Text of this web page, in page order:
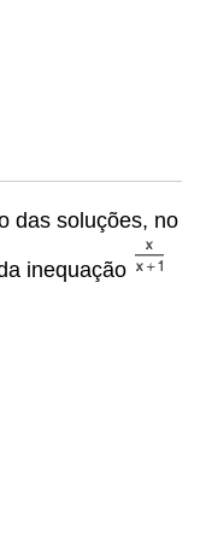
das soluções, no
inequação